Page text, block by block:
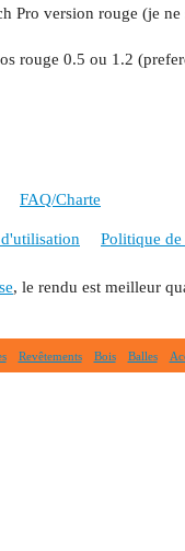
Pro version rouge (je ne
rouge 0.5 ou 1.2
FAQ/Charte
Politique
, le rendu est meilleur
Revêtements Bois Balles